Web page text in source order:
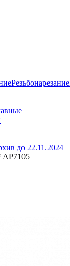
Резьбонарезание
до 22.11.2024
AP7105